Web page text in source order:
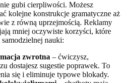
gubi cierpliwości. Możesz
kolejne konstrukcje gramatyczne aż
z równą uprzejmością. Reklamy
mniej oczywiste korzyści, które
nauki:
zwrotna – ćwiczysz,
dostajesz sugestie poprawek. To
się i eliminuje typowe blokady.